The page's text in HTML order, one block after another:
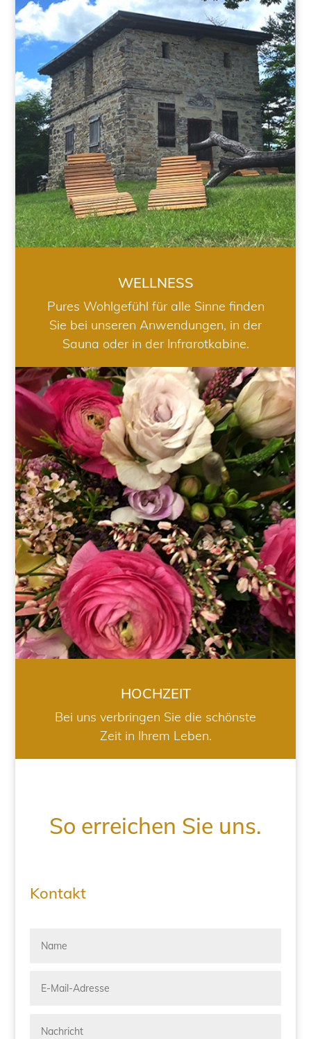
WELLNESS
WELLNESS
Pures Wohlgefühl für alle Sinne finden
Sie bei unseren Anwendungen, in der
Sauna oder in der Infrarotkabine.
HOCHZEIT
HOCHZEIT
Bei uns verbringen Sie die schönste
Zeit in Ihrem Leben.
So erreichen Sie uns.
Kontakt